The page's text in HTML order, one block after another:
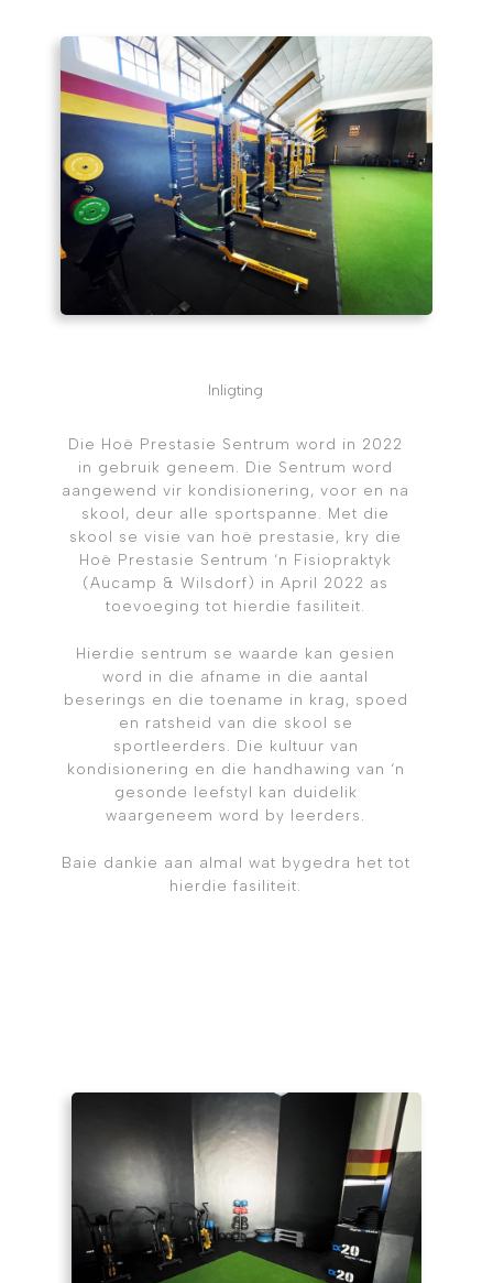
Inligting
Die Hoë Prestasie Sentrum word in 2022
in gebruik geneem. Die Sentrum word
aangewend vir kondisionering, voor en na
skool, deur alle sportspanne. Met die
skool se visie van hoë prestasie, kry die
Hoë Prestasie Sentrum ‘n Fisiopraktyk
(Aucamp & Wilsdorf) in April 2022 as
toevoeging tot hierdie fasiliteit.
Hierdie sentrum se waarde kan gesien
word in die afname in die aantal
beserings en die toename in krag, spoed
en ratsheid van die skool se
sportleerders. Die kultuur van
kondisionering en die handhawing van ‘n
gesonde leefstyl kan duidelik
waargeneem word by leerders.
Baie dankie aan almal wat bygedra het tot
hierdie fasiliteit.